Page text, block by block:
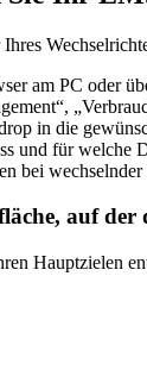
am PC oder
in die
und für
bei
auf der
Hauptzielen